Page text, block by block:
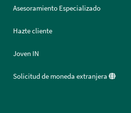
Asesoramiento Especializado
Hazte cliente
Joven IN
Solicitud de moneda extranjera